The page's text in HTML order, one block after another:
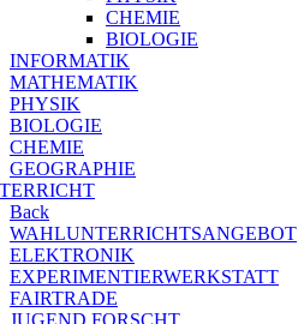
CHEMIE
BIOLOGIE
INFORMATIK
MATHEMATIK
PHYSIK
BIOLOGIE
CHEMIE
GEOGRAPHIE
Back
WAHLUNTERRICHTSANGEBOT
ELEKTRONIK
EXPERIMENTIERWERKSTATT
FAIRTRADE
JUGEND FORSCHT